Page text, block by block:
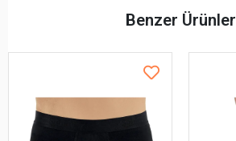
Benzer Ürünler